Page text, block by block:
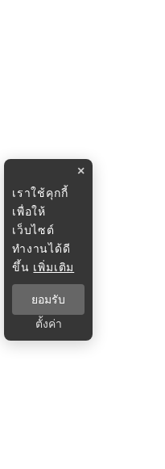
×
เราใช้คุกกี้
เพื่อให้
เว็บไซต์
ทำงานได้ดี
ขึ้น เพิ่มเติม
ยอมรับ
ตั้งค่า